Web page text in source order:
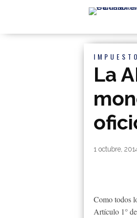
La
By|
1 octubre,
Como todos
Artículo 1°